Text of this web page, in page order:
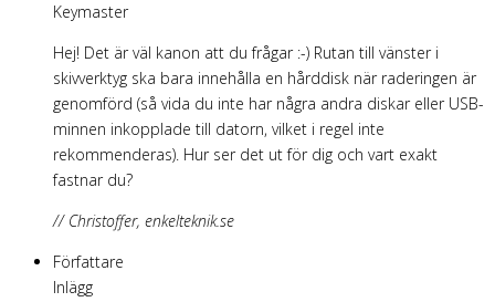
Keymaster
Hej! Det är väl kanon att du frågar :-) Rutan till vänster i
skivverktyg ska bara innehålla en hårddisk när raderingen är
genomförd (så vida du inte har några andra diskar eller USB-
minnen inkopplade till datorn, vilket i regel inte
rekommenderas). Hur ser det ut för dig och vart exakt
fastnar du?
// Christoffer, enkelteknik.se
Författare
Inlägg